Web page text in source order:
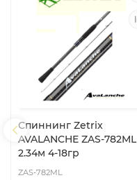
Спиннинг Zetrix
AVALANCHE ZAS-782ML
2.34м 4-18гр
ZAS-782ML